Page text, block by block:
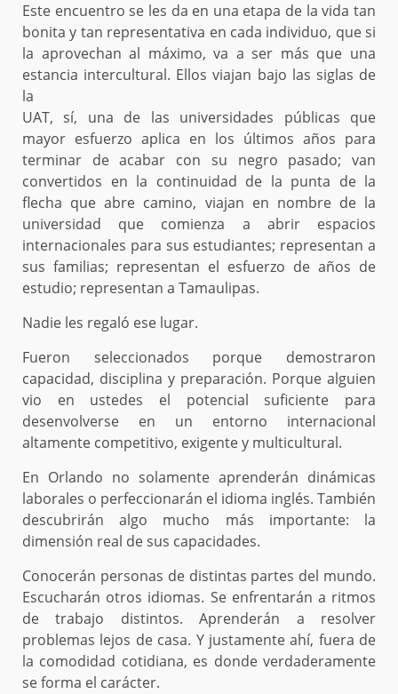
Este encuentro se les da en una etapa de la vida tan
bonita y tan representativa en cada individuo, que si
la aprovechan al máximo, va a ser más que una
estancia intercultural. Ellos viajan bajo las siglas de
la
UAT, sí, una de las universidades públicas que
mayor esfuerzo aplica en los últimos años para
terminar de acabar con su negro pasado; van
convertidos en la continuidad de la punta de la
flecha que abre camino, viajan en nombre de la
universidad que comienza a abrir espacios
internacionales para sus estudiantes; representan a
sus familias; representan el esfuerzo de años de
estudio; representan a Tamaulipas.
Nadie les regaló ese lugar.
Fueron seleccionados porque demostraron
capacidad, disciplina y preparación. Porque alguien
vio en ustedes el potencial suficiente para
desenvolverse en un entorno internacional
altamente competitivo, exigente y multicultural.
En Orlando no solamente aprenderán dinámicas
laborales o perfeccionarán el idioma inglés. También
descubrirán algo mucho más importante: la
dimensión real de sus capacidades.
Conocerán personas de distintas partes del mundo.
Escucharán otros idiomas. Se enfrentarán a ritmos
de trabajo distintos. Aprenderán a resolver
problemas lejos de casa. Y justamente ahí, fuera de
la comodidad cotidiana, es donde verdaderamente
se forma el carácter.